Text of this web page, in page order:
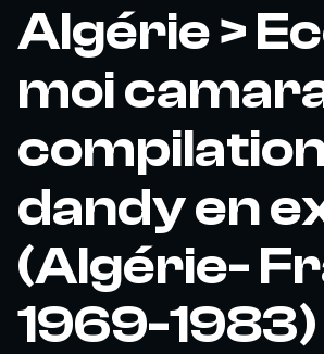
Algérie >
moi
compilation
dandy en
(Algérie-
1969-1983)